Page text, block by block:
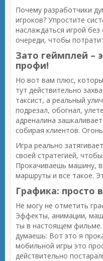
Почему разработчики
игроков? Упростите
наслаждаться игрой
очереди, чтобы
Зато геймплей –
профи!
Но вот вам плюс,
тут действительно
таксист, а реальный
подрезал, обогнал,
адреналина
собирая клиентов.
Игра реально
своей стратегией,
Прокачиваешь машину,
маршруты и все такое.
Графика: просто
Не могу не отметить
Эффекты, анимации,
ты в настоящем
думаешь: Вот это я
мобильной игры это
действительно